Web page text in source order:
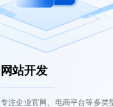
网站开发
专注企业官网、电商平台等多类